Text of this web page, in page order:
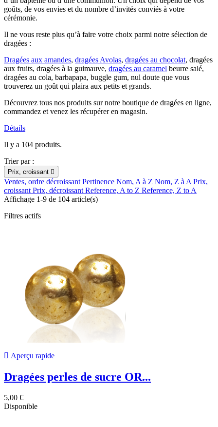
goûts, de vos envies et du nombre d’invités conviés à votre
cérémonie.
Il ne vous reste plus qu’à faire votre choix parmi notre sélection de
dragées :
Dragées aux amandes, dragées Avolas, dragées au chocolat, dragées
aux fruits, dragées à la guimauve, dragées au caramel beurre salé,
dragées au cola, barbapapa, buggle gum, nul doute que vous
trouverez un goût qui plaira aux petits et grands.
Découvrez tous nos produits sur notre boutique de dragées en ligne,
commandez et venez les récupérer en magasin.
Détails
Il y a 104 produits.
Trier par :
Prix, croissant 
Ventes, ordre décroissantPertinence Nom, A à Z Nom, Z à APrix,
croissantPrix, décroissantReference, A to Z Reference, Z to A
Affichage 1-9 de 104 article(s)
Filtres actifs
 Aperçu rapide
Dragées perles de sucre OR...
5,00 €
Disponible